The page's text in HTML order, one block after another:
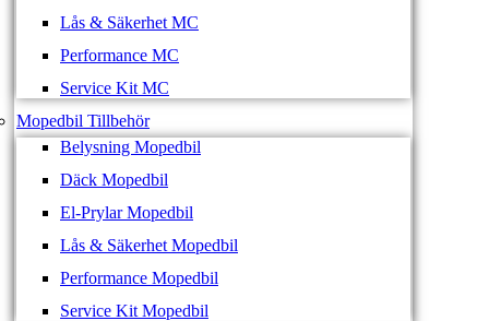
Lås & Säkerhet MC
Performance MC
Service Kit MC
Mopedbil Tillbehör
Belysning Mopedbil
Däck Mopedbil
El-Prylar Mopedbil
Lås & Säkerhet Mopedbil
Performance Mopedbil
Service Kit Mopedbil